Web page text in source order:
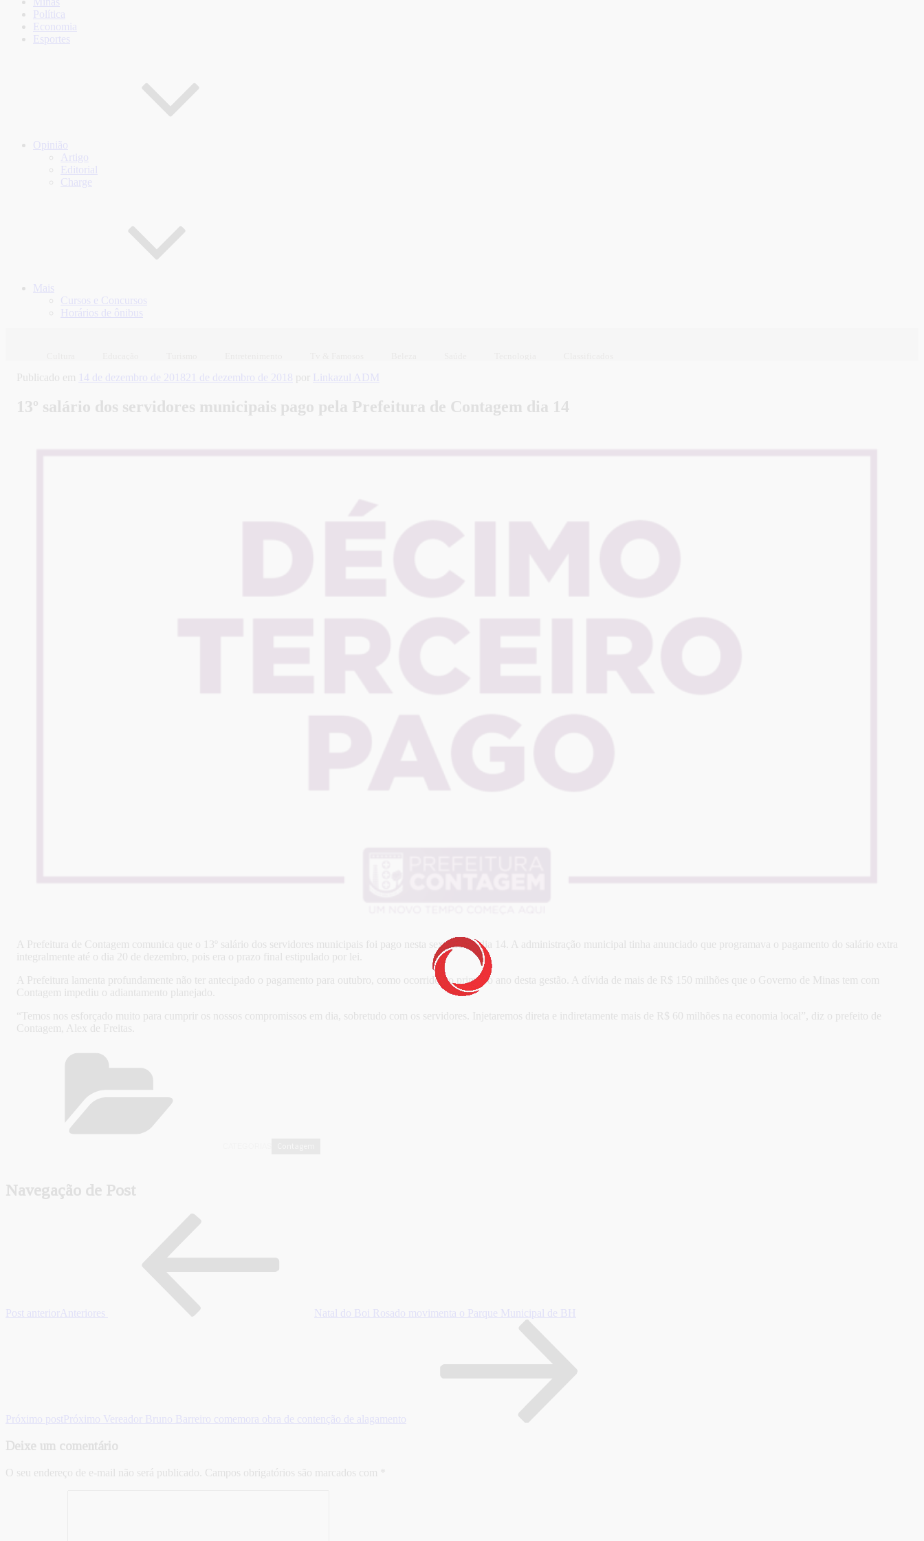
Política
Economia
Esportes
Opinião
Artigo
Editorial
Charge
Mais
Cursos e Concursos
Horários de ônibus
Publicado em 14 de dezembro de 2018 21 de dezembro de 2018 por Linkazul ADM
13º salário dos servidores municipais pago pela Prefeitura de Contagem dia 14
A Prefeitura de Contagem comunica que o 13º salário dos servidores municipais foi pago nesta sexta-feira, dia 14. A administração municipal tinha anunciado que programava o pagamento do salário extra
integralmente até o dia 20 de dezembro, pois era o prazo final estipulado por lei.
A Prefeitura lamenta profundamente não ter antecipado o pagamento para outubro, como ocorrido no primeiro ano desta gestão. A dívida de mais de R$ 150 milhões que o Governo de Minas tem com
Contagem impediu o adiantamento planejado.
“Temos nos esforçado muito para cumprir os nossos compromissos em dia, sobretudo com os servidores. Injetaremos direta e indiretamente mais de R$ 60 milhões na economia local”, diz o prefeito de
Contagem, Alex de Freitas.
Navegação de Post
Post anterior Anteriores Natal do Boi Rosado movimenta o Parque Municipal de BH
Próximo post Próximo Vereador Bruno Barreiro comemora obra de contenção de alagamento
Deixe um comentário
O seu endereço de e-mail não será publicado. Campos obrigatórios são marcados com